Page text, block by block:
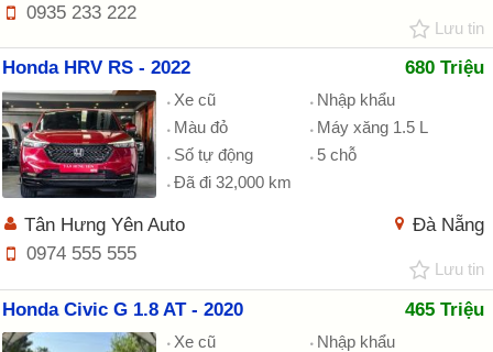
0935 233 222
Lưu tin
Honda HRV RS - 2022 680 Triệu
Xe cũ
Nhập khẩu
Màu đỏ
Máy xăng 1.5 L
Số tự động
5 chỗ
Đã đi 32,000 km
Đà Nẵng
Tân Hưng Yên Auto
0974 555 555
Lưu tin
Honda Civic G 1.8 AT - 2020 465 Triệu
Xe cũ
Nhập khẩu